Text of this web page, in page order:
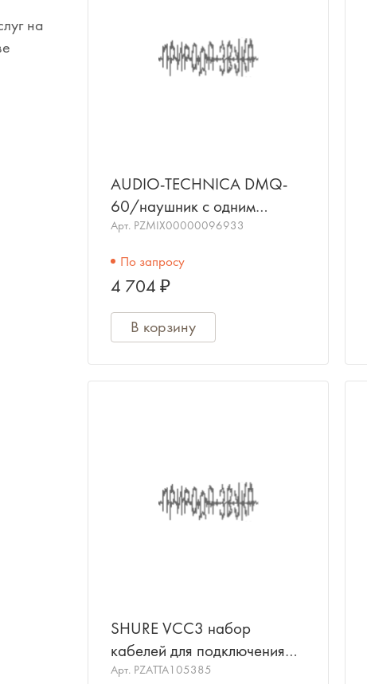
AUDIO-TECHNICA DMQ-
60/наушник с одним
телефоном/AUDIO-
Арт. PZMIX00000096933
По запросу
4 704 ₽
В корзину
SHURE VCC3 набор
кабелей для подключения
процессора P300 к
Арт. PZATTA105385
на